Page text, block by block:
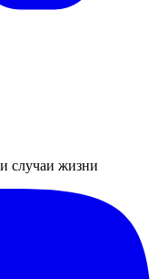
случаи жизни